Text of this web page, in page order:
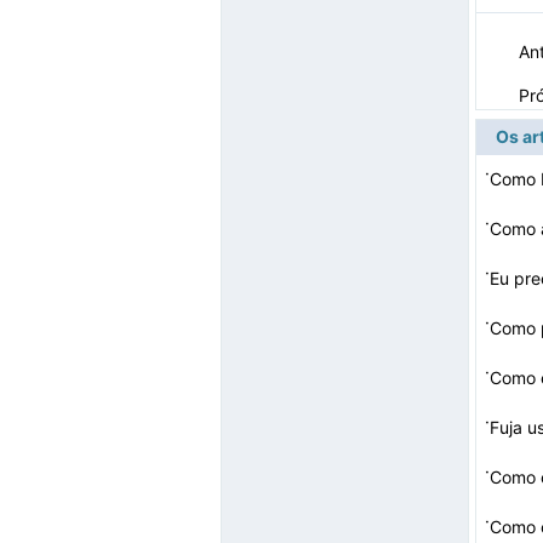
Os
·Como
·Como
·
·Como
·Como
·Fuja
·
·Como